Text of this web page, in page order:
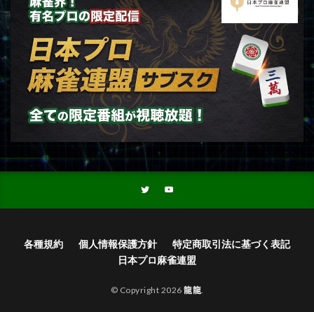
各種規約 個人情報保護方針
特定商取引法に基づく表記
日本プロ麻雀連盟
© Copyright 2026 龍龍.